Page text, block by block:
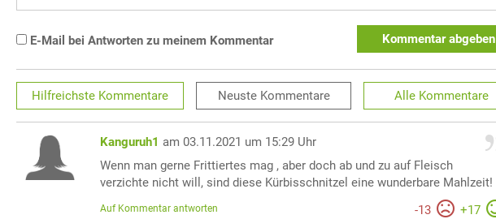
E-Mail bei Antworten zu meinem Kommentar Kommentar abgeben
Hilfreichste Kommentare Neuste Kommentare Alle Kommentare
Kanguruh1 am 03.11.2021 um 15:29 Uhr
Wenn man gerne Frittiertes mag , aber doch ab und zu auf Fleisch
verzichte nicht will, sind diese Kürbisschnitzel eine wunderbare Mahlzeit!
-13 +17
Auf Kommentar antworten